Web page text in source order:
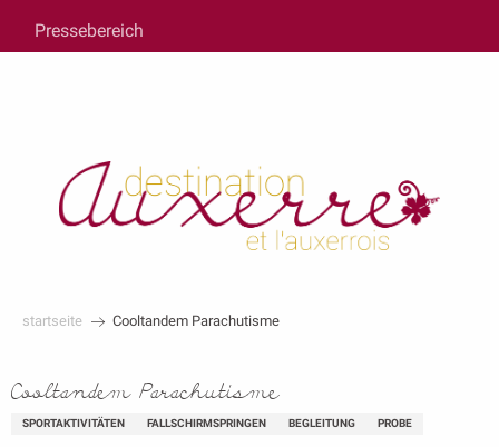
contenu
principal
Pressebereich
startseite Cooltandem Parachutisme
Cooltandem Parachutisme
SPORTAKTIVITÄTEN FALLSCHIRMSPRINGEN BEGLEITUNG PROBE